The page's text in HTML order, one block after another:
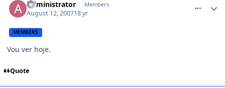
Administrator Members
August 12, 200718 yr
MEMBERS
Vou ver hoje.
Quote